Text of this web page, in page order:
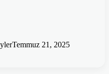
Temmuz 21, 2025